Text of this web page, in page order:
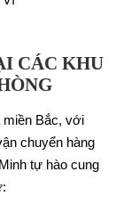
CÁC KHU
miền Bắc, với
chuyển hàng
tự hào cung